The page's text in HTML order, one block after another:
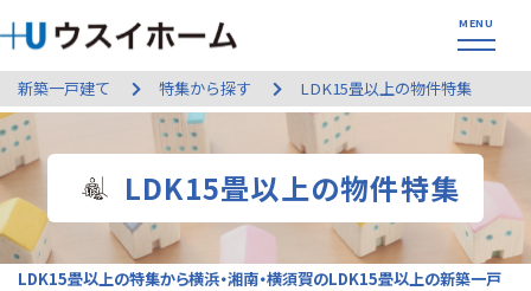
新築一戸建て 特集から探す LDK15畳以上の物件特集
LDK15畳以上の物件特集
LDK15畳以上の特集から横浜・湘南・横須賀のLDK15畳以上の新築一戸